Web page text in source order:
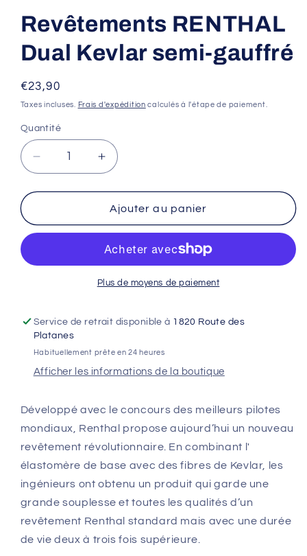
Revêtements RENTHAL
Dual Kevlar semi-gauffré
Prix
habituel
€23,90
Taxes incluses. Frais d'expédition calculés à l'étape de paiement.
Quantité
Réduire
la
quantité
Revêtements
RENTHAL
Kevlar
Augmenter
la
quantité
de
Revêtements
Dual
Kevlar
semi-
Ajouter au panier
Plus de moyens de paiement
Service de retrait disponible à 1820 Route des
Platanes
Habituellement prête en 24 heures
Afficher les informations de la boutique
Développé avec le concours des meilleurs pilotes
mondiaux, Renthal propose aujourd’hui un nouveau
revêtement révolutionnaire. En combinant l'
élastomère de base avec des fibres de Kevlar, les
ingénieurs ont obtenu un produit qui garde une
grande souplesse et toutes les qualités d’un
revêtement Renthal standard mais avec une durée
de vie deux à trois fois supérieure.